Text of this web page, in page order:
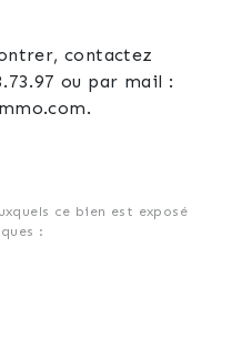
contactez
ou par mail :
ce bien est exposé
: